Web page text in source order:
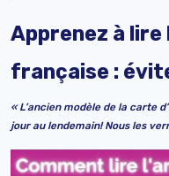
Apprenez à
française :
« L’ancien modèle de la carte
jour au lendemain! Nous les